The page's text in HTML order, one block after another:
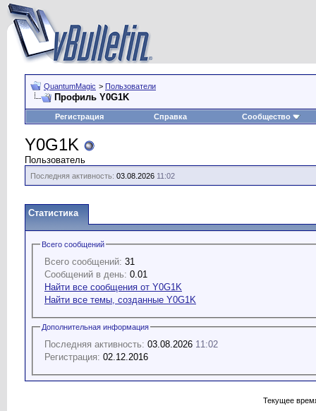
QuantumMagic > Пользователи
Профиль Y0G1K
Регистрация Справка Сообщество
Y0G1K
Пользователь
Последняя активность: 03.08.2026 11:02
Статистика
Всего сообщений
Всего сообщений: 31
Сообщений в день: 0.01
Найти все сообщения от Y0G1K
Найти все темы, созданные Y0G1K
Дополнительная информация
Последняя активность: 03.08.2026 11:02
Регистрация: 02.12.2016
Текущее